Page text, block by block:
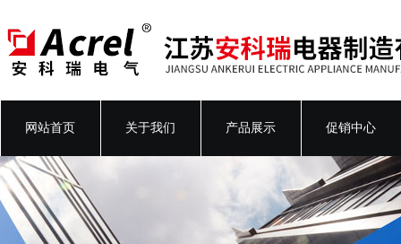
网站首页 关于我们 产品展示 促销中心